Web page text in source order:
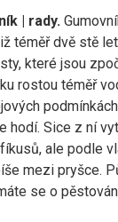
| rady.
téměř dvě stě
které jsou
rostou téměř
hodí. Sice z ní
ale podle
mezi pryšce.
se o